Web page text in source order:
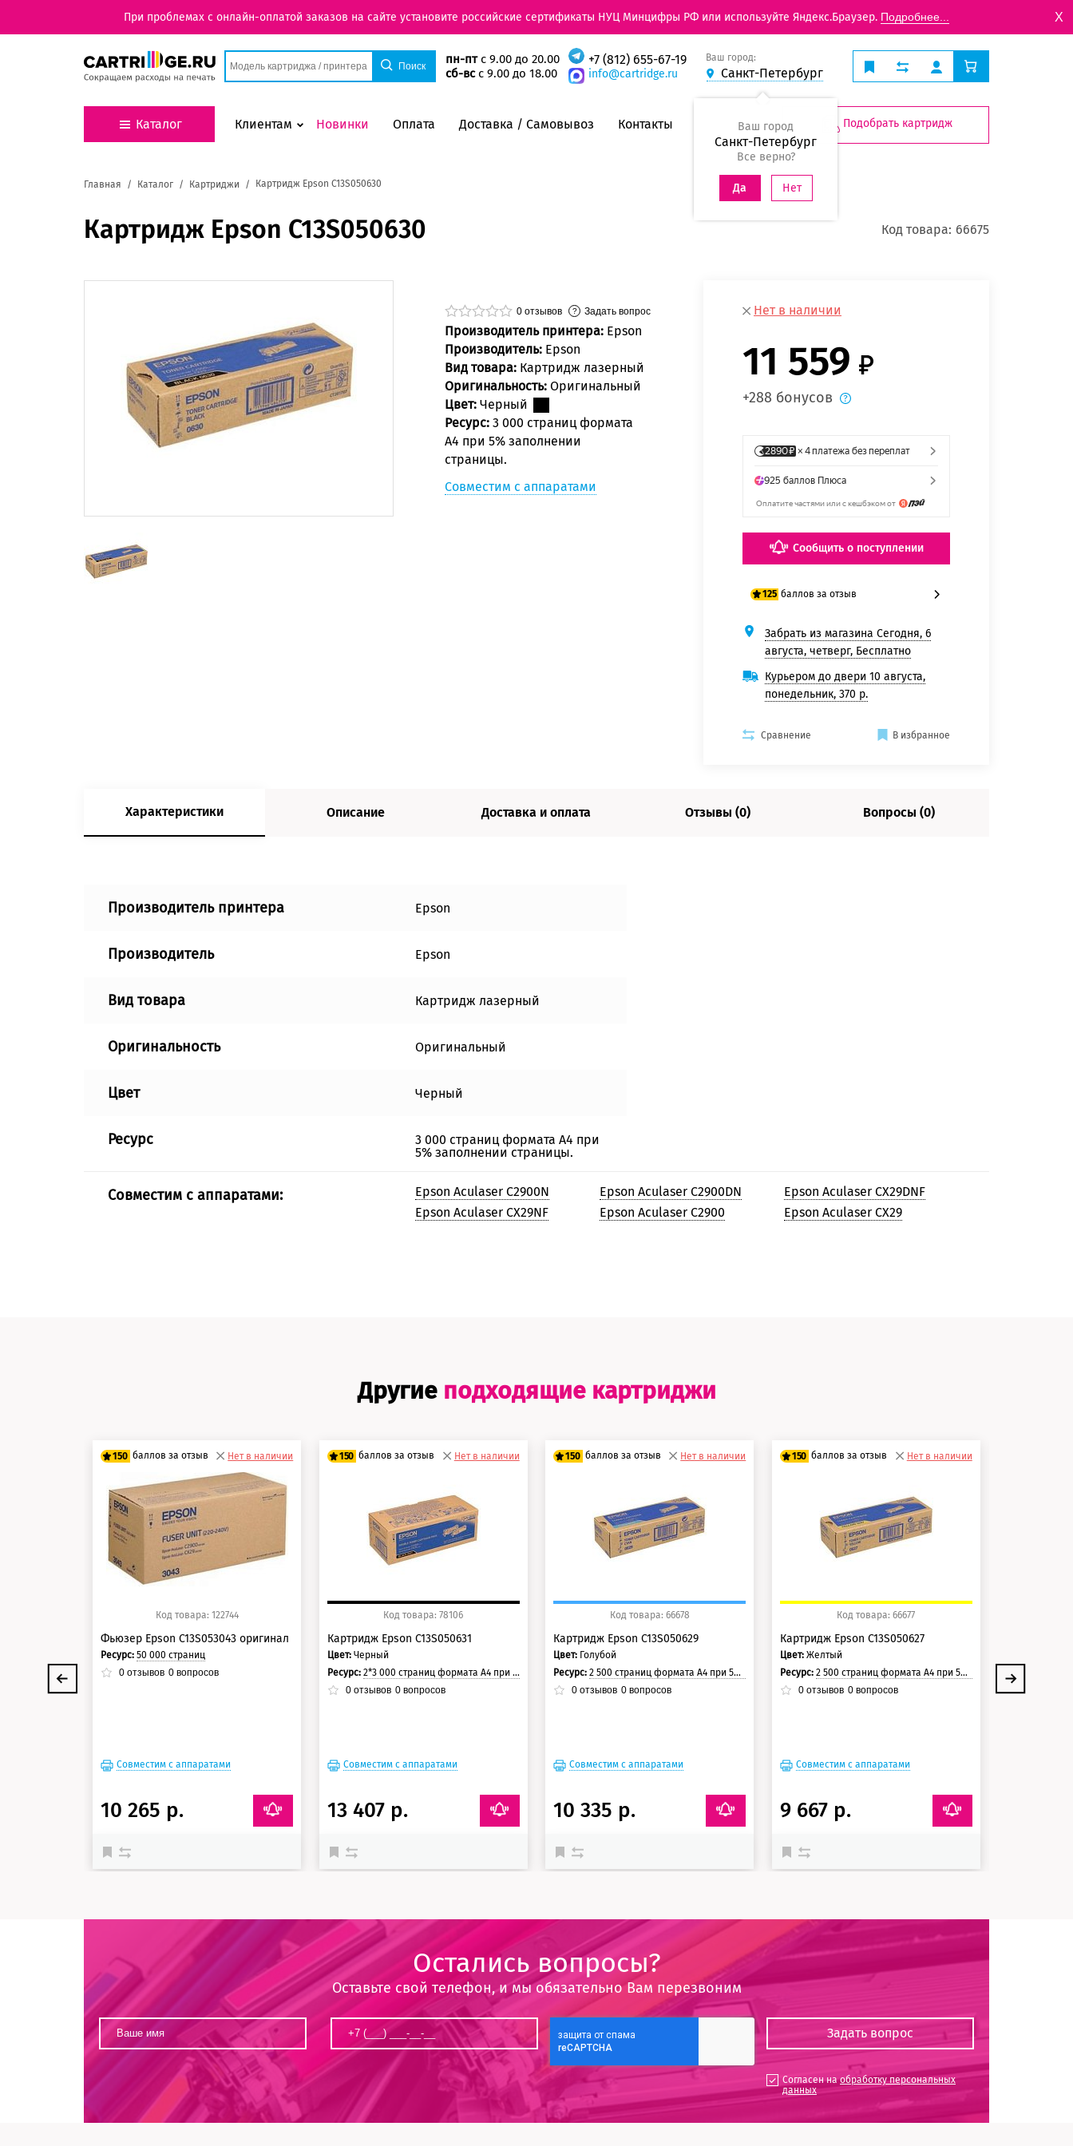
При проблемах с онлайн-оплатой заказов на сайте установите российские сертификаты НУЦ Минцифры РФ или используйте Яндекс.Браузер. Подробнее... X
пн-птс 9.00 до 20.00
сб-всс 9.00 до 18.00
+7 (812) 655-67-19
info@cartridge.ru
Ваш город:
Санкт-Петербург
Ваш город
Санкт-Петербург
Все верно?
Да Нет
Каталог Клиентам Новинки Оплата Доставка / Самовывоз Контакты Подобрать картридж
Главная Каталог Картриджи Картридж Epson C13S050630
Картридж Epson C13S050630 Код товара: 66675
0 отзывов Задать вопрос
Производитель принтера: Epson
Производитель: Epson
Вид товара: Картридж лазерный
Оригинальность: Оригинальный
Цвет: Черный
Ресурс: 3 000 страниц формата
А4 при 5% заполнении
страницы.
Совместим с аппаратами
Нет в наличии
11 559
+288 бонусов
Сообщить о поступлении
125 баллов за отзыв
100 баллов
125 баллов
Забрать из магазина Сегодня, 6
августа, четверг, Бесплатно
Курьером до двери 10 августа,
понедельник, 370 р.
Сравнение В избранное
Характеристики Описание Доставка и оплата Отзывы (0) Вопросы (0)
Производитель принтера Epson
Производитель Epson
Вид товара Картридж лазерный
Оригинальность Оригинальный
Цвет Черный
Ресурс
3 000 страниц формата А4 при
5% заполнении страницы.
Совместим с аппаратами:
Epson Aculaser C2900N
Epson Aculaser CX29NF
Epson Aculaser C2900DN
Epson Aculaser C2900
Epson Aculaser CX29DNF
Epson Aculaser CX29
Другие подходящие картриджи
150 баллов за отзыв
125 баллов
150 баллов
Нет в наличии
Код товара: 122744
Фьюзер Epson C13S053043 оригинал
Ресурс:50 000 страниц
0 отзывов 0 вопросов
Совместим с аппаратами
10 265 р.
150 баллов за отзыв
150 баллов
Нет в наличии
Код товара: 78106
Картридж Epson C13S050631
Цвет: Черный
Ресурс: 2*3 000 страниц формата А4 при 5% заполнении страницы.
0отзывов 0вопросов
Совместим с аппаратами
13 407 р.
150 баллов за отзыв
150 баллов
Нет в наличии
Код товара: 66678
Картридж Epson C13S050629
Цвет: Голубой
Ресурс:2 500 страниц формата А4 при 5% заполнении страницы.
0 отзывов 0 вопросов
Совместим с аппаратами
10 335 р.
150 баллов за отзыв
150 баллов
Нет в наличии
Код товара: 66677
Картридж Epson C13S050627
Цвет: Желтый
Ресурс: 2 500 страниц формата А4 при 5% заполнении страницы.
0отзывов 0вопросов
Совместим с аппаратами
9 667 р.
Ресурс:
Остались вопросы?
Оставьте свой телефон, и мы обязательно Вам перезвоним
Согласен наобработку персональных
данных